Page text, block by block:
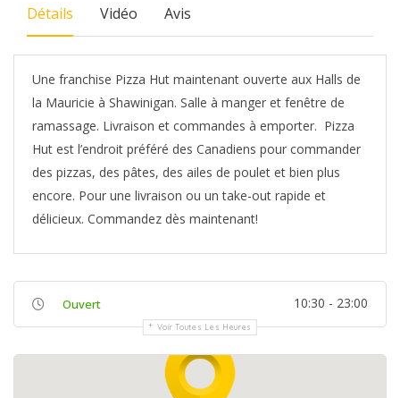
Détails Vidéo Avis
Une franchise Pizza Hut maintenant ouverte aux Halls de
la Mauricie à Shawinigan. Salle à manger et fenêtre de
ramassage. Livraison et commandes à emporter. Pizza
Hut est l’endroit préféré des Canadiens pour commander
des pizzas, des pâtes, des ailes de poulet et bien plus
encore. Pour une livraison ou un take-out rapide et
délicieux. Commandez dès maintenant!
Ouvert 10:30 - 23:00
Voir Toutes Les Heures